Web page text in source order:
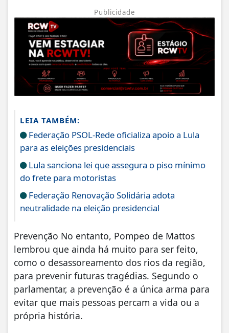
Publicidade
LEIA TAMBÉM:
Federação PSOL-Rede oficializa apoio a Lula
para as eleições presidenciais
Lula sanciona lei que assegura o piso mínimo
do frete para motoristas
Federação Renovação Solidária adota
neutralidade na eleição presidencial
Prevenção No entanto, Pompeo de Mattos
lembrou que ainda há muito para ser feito,
como o desassoreamento dos rios da região,
para prevenir futuras tragédias. Segundo o
parlamentar, a prevenção é a única arma para
evitar que mais pessoas percam a vida ou a
própria história.